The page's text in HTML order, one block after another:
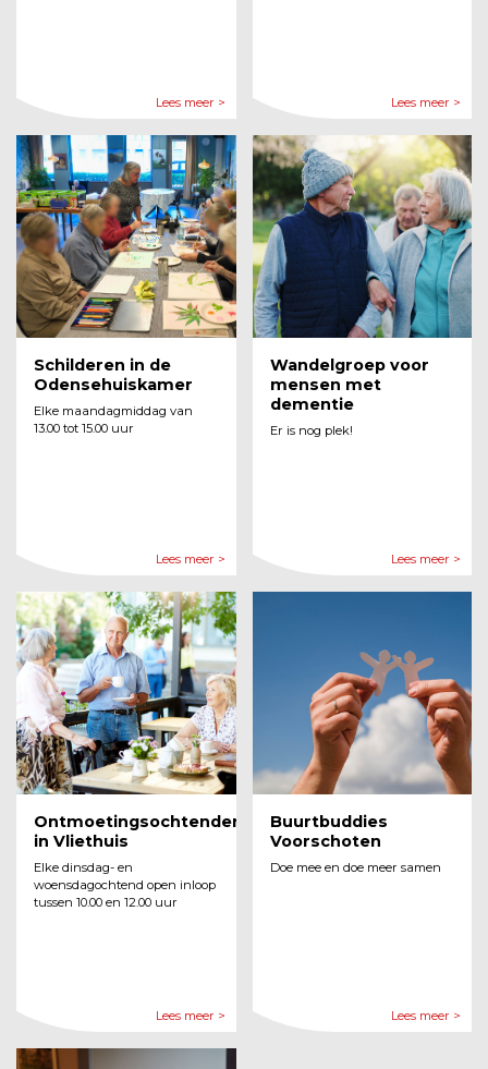
Lees meer > Lees meer >
Schilderen in de
Odensehuiskamer
Elke maandagmiddag van
13.00 tot 15.00 uur
Lees meer >
Wandelgroep voor
mensen met
dementie
Er is nog plek!
Lees meer >
Ontmoetingsochtenden
in Vliethuis
Elke dinsdag- en
woensdagochtend open inloop
tussen 10.00 en 12.00 uur
Lees meer >
Buurtbuddies
Voorschoten
Doe mee en doe meer samen
Lees meer >